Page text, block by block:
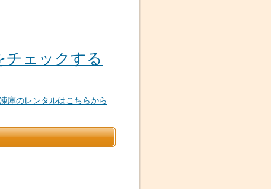
ェックする
庫のレンタルはこちらから